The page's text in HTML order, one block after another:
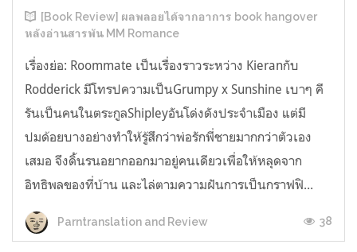
[Book Review] ผลพลอยได้จากอาการ book hangover
หลังอ่านสารพัน MM Romance
เรื่องย่อ: Roommate เป็นเรื่องราวระหว่าง Kieranกับ
Rodderick มีโทรปความเป็นGrumpy x Sunshine เบาๆ คี
รันเป็นคนในตระกูลShipleyอันโด่งดังประจำเมือง แต่มี
ปมด้อยบางอย่างทำให้รู้สึกว่าพ่อรักพี่ชายมากกว่าตัวเอง
เสมอ จึงดิ้นรนอยากออกมาอยู่คนเดียวเพื่อให้หลุดจาก
อิทธิพลของที่บ้าน และไล่ตามความฝันการเป็นกราฟฟิ...
Parntranslation and Review 38